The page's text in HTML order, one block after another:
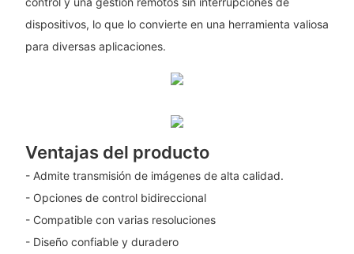
dispositivos, lo que lo convierte en una herramienta valiosa
para diversas aplicaciones.
Ventajas del producto
- Admite transmisión de imágenes de alta calidad.
- Opciones de control bidireccional
- Compatible con varias resoluciones
- Diseño confiable y duradero